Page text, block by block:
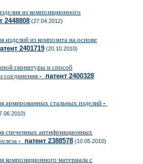
из композиционного
2448808 (27.04.2012)
изделий из композита на основе
2401719 (20.10.2010)
гарнитуры и способ
соединения - патент 2400328
армированных стальных изделий-
спеченных антифрикционных
- патент 2388578 (10.05.2010)
композиционного материала с